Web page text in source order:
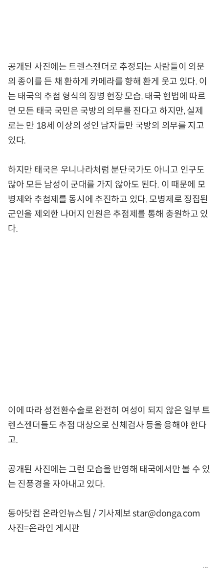
공개된 사진에는 트렌스젠더로 추정되는 사람들이 의문
의 종이를 든 채 환하게 카메라를 향해 환게 웃고 있다. 이
는 태국의 추첨 형식의 징병 현장 모습. 태국 헌법에 따르
면 모든 태국 국민은 국방의 의무를 진다고 하지만, 실제
로는 만 18세 이상의 성인 남자들만 국방의 의무를 지고
있다.
하지만 태국은 우니나라처럼 분단국가도 아니고 인구도
많아 모든 남성이 군대를 가지 않아도 된다. 이 때문에 모
병제와 추첨제를 동시에 추진하고 있다. 모병제로 징집된
군인을 제외한 나머지 인원은 추점제를 통해 충원하고 있
다.
이에 따라 성전환수술로 완전히 여성이 되지 않은 일부 트
렌스젠더들도 추점 대상으로 신체검사 등을 응해야 한다
고.
공개된 사진에는 그런 모습을 반영해 태국에서만 볼 수 있
는 진풍경을 자아내고 있다.
동아닷컴 온라인뉴스팀 / 기사제보 star@donga.com
사진=온라인 게시판